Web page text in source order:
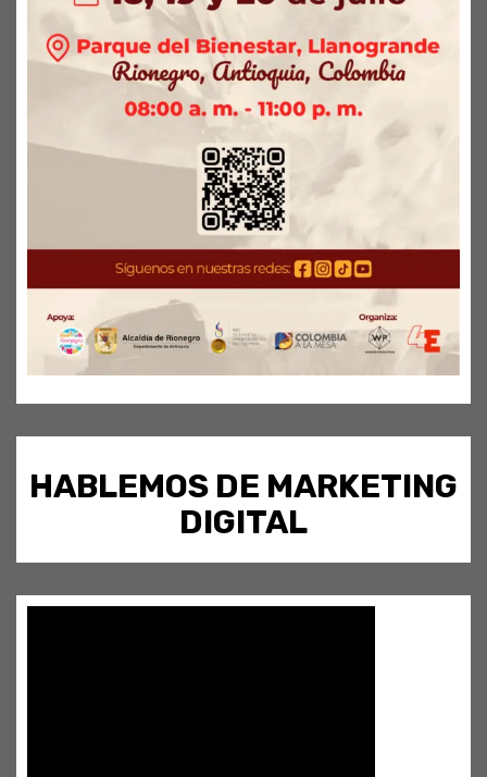
HABLEMOS DE MARKETING
DIGITAL